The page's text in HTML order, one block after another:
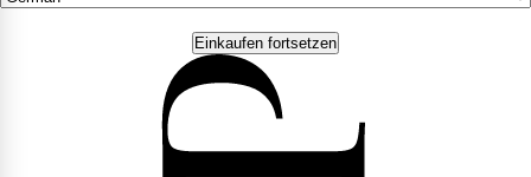
Einkaufen fortsetzen